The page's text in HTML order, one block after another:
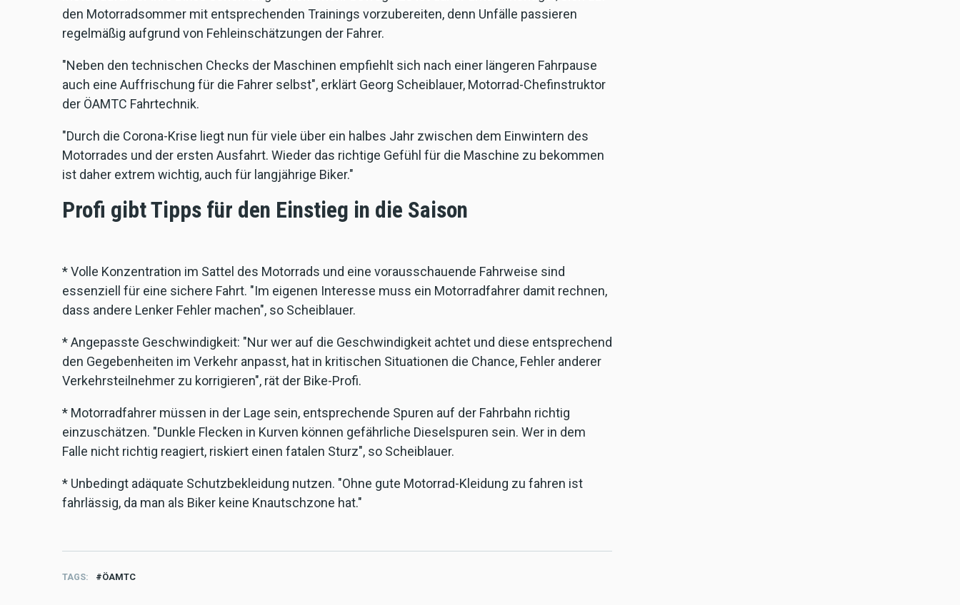
den Motorradsommer mit entsprechenden Trainings vorzubereiten, denn Unfälle passieren
regelmäßig aufgrund von Fehleinschätzungen der Fahrer.
"Neben den technischen Checks der Maschinen empfiehlt sich nach einer längeren Fahrpause
auch eine Auffrischung für die Fahrer selbst", erklärt Georg Scheiblauer, Motorrad-Chefinstruktor
der ÖAMTC Fahrtechnik.
"Durch die Corona-Krise liegt nun für viele über ein halbes Jahr zwischen dem Einwintern des
Motorrades und der ersten Ausfahrt. Wieder das richtige Gefühl für die Maschine zu bekommen
ist daher extrem wichtig, auch für langjährige Biker."
Profi gibt Tipps für den Einstieg in die Saison
* Volle Konzentration im Sattel des Motorrads und eine vorausschauende Fahrweise sind
essenziell für eine sichere Fahrt. "Im eigenen Interesse muss ein Motorradfahrer damit rechnen,
dass andere Lenker Fehler machen", so Scheiblauer.
* Angepasste Geschwindigkeit: "Nur wer auf die Geschwindigkeit achtet und diese entsprechend
den Gegebenheiten im Verkehr anpasst, hat in kritischen Situationen die Chance, Fehler anderer
Verkehrsteilnehmer zu korrigieren", rät der Bike-Profi.
* Motorradfahrer müssen in der Lage sein, entsprechende Spuren auf der Fahrbahn richtig
einzuschätzen. "Dunkle Flecken in Kurven können gefährliche Dieselspuren sein. Wer in dem
Falle nicht richtig reagiert, riskiert einen fatalen Sturz", so Scheiblauer.
* Unbedingt adäquate Schutzbekleidung nutzen. "Ohne gute Motorrad-Kleidung zu fahren ist
fahrlässig, da man als Biker keine Knautschzone hat."
TAGS ÖAMTC